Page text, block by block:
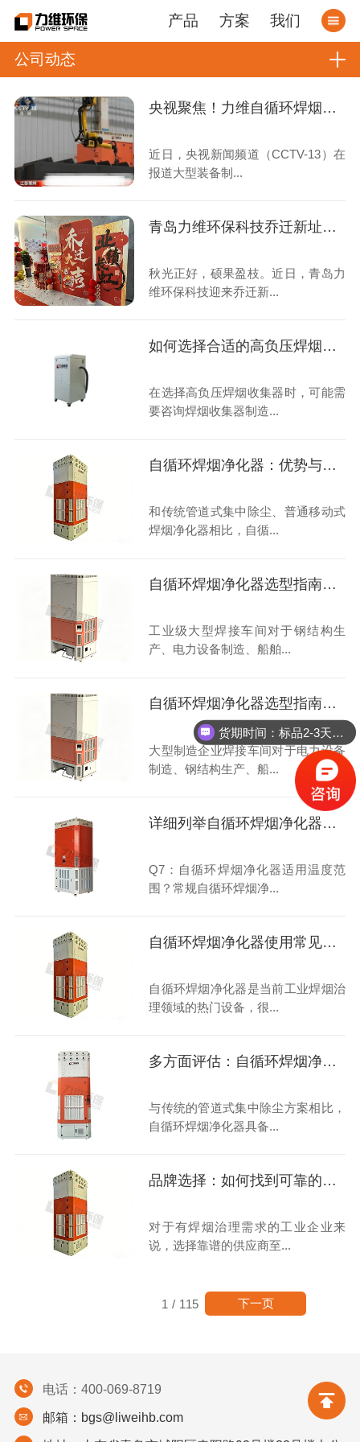
产品 方案 我们
公司动态
央视聚焦！力维自循环焊烟净化器助力变压器巨头打造绿色智造新标杆
近日，央视新闻频道（CCTV-13）在
报道大型装备制...
青岛力维环保科技乔迁新址：启航绿色发展新征程
秋光正好，硕果盈枝。近日，青岛力
维环保科技迎来乔迁新...
如何选择合适的高负压焊烟收集器？
在选择高负压焊烟收集器时，可能需
要咨询焊烟收集器制造...
自循环焊烟净化器：优势与行业挑战
和传统管道式集中除尘、普通移动式
焊烟净化器相比，自循...
自循环焊烟净化器选型指南大揭秘
工业级大型焊接车间对于钢结构生
产、电力设备制造、船舶...
自循环焊烟净化器选型指南：高性价比
大型制造企业焊接车间对于电力设备
制造、钢结构生产、船...
详细列举自循环焊烟净化器使用范围
Q7：自循环焊烟净化器适用温度范
围？常规自循环焊烟净...
自循环焊烟净化器使用常见问题解答
自循环焊烟净化器是当前工业焊烟治
理领域的热门设备，很...
多方面评估：自循环焊烟净化器的优势与挑战
与传统的管道式集中除尘方案相比，
自循环焊烟净化器具备...
品牌选择：如何找到可靠的自循环焊烟净化器合作伙伴？
对于有焊烟治理需求的工业企业来
说，选择靠谱的供应商至...
1 / 115 下一页
电话：400-069-8719
邮箱：bgs@liweihb.com